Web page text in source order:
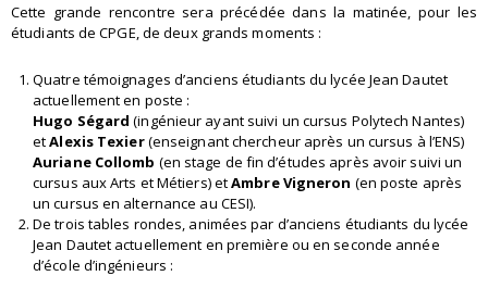
Cette grande rencontre sera précédée dans la matinée, pour les
étudiants de CPGE, de deux grands moments :
Quatre témoignages d’anciens étudiants du lycée Jean Dautet
actuellement en poste :
Hugo Ségard (ingénieur ayant suivi un cursus Polytech Nantes)
etAlexis Texier(enseignant chercheur après un cursus à l’ENS)
Auriane Collomb (en stage de fin d’études après avoir suivi un
cursus aux Arts et Métiers) etAmbre Vigneron (en poste après
un cursus en alternance au CESI).
De trois tables rondes, animées par d’anciens étudiants du lycée
Jean Dautet actuellement en première ou en seconde année
d’école d’ingénieurs :